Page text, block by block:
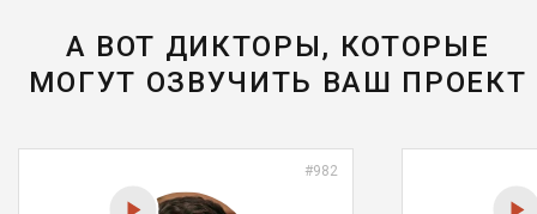
А ВОТ ДИКТОРЫ, КОТОРЫЕ
МОГУТ ОЗВУЧИТЬ ВАШ ПРОЕКТ
#982